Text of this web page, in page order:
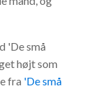
'De små
højt som
fra 'De små